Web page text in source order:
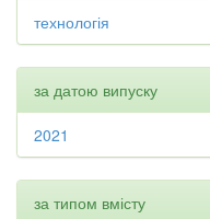
технологія
за датою випуску
2021
за типом вмісту